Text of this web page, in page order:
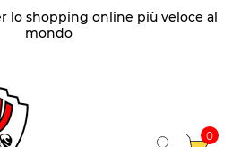
lo shopping online più veloce al
mondo
0